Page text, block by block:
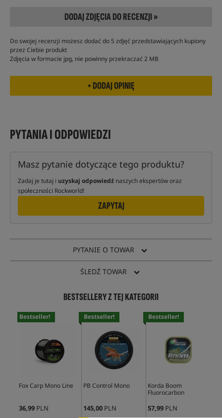
DODAJ ZDJĘCIA DO RECENZJI »
Do swojej recenzji możesz dodać do 5 zdjęć przedstawiających kupiony
przez Ciebie produkt
Zdjęcia w formacie jpg, nie powinny przekraczać 2 MB
PYTANIA I ODPOWIEDZI
Masz pytanie dotyczące tego produktu?
Zadaj je tutaj i uzyskaj odpowiedź naszych ekspertów oraz
społeczności Rockworld!
ZAPYTAJ
PYTANIE O TOWAR
ŚLEDŹ TOWAR
BESTSELLERY Z TEJ KATEGORII
Bestseller!
Fox Carp Mono Line
36,99 PLN
Bestseller!
PB Control Mono
145,00 PLN
Bestseller!
Korda Boom
Fluorocarbon
57,99 PLN